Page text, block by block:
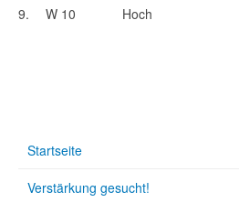
9.
W 10 Hoch
Startseite
Verstärkung gesucht!